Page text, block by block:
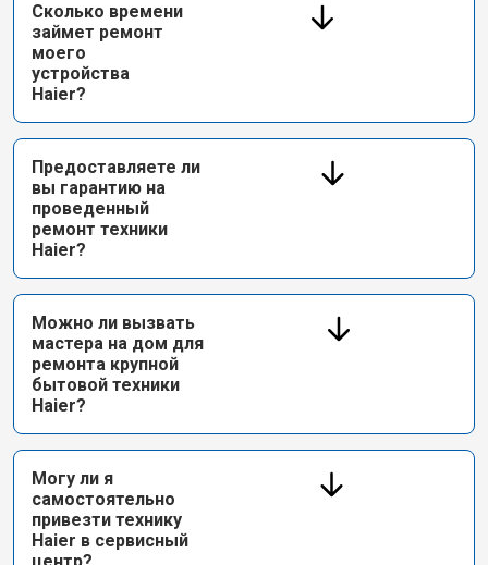
Сколько времени
займет ремонт
моего
устройства
Haier?
Предоставляете ли
вы гарантию на
проведенный
ремонт техники
Haier?
Можно ли вызвать
мастера на дом для
ремонта крупной
бытовой техники
Haier?
Могу ли я
самостоятельно
привезти технику
Haier в сервисный